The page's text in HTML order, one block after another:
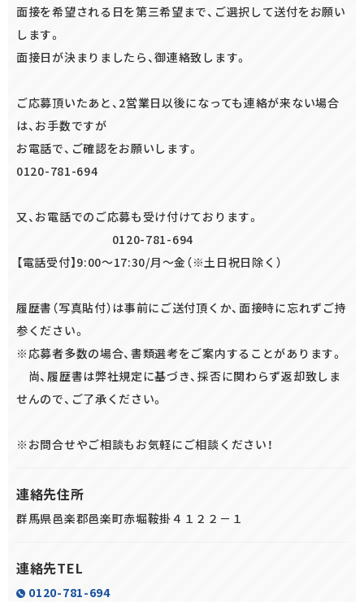
面接を希望される日を第三希望まで、ご選択して送付をお願い
します。
面接日が決まりましたら、御連絡致します。
ご応募頂いたあと、2営業日以後になっても連絡が来ない場合
は、お手数ですが
お電話で、ご確認をお願いします。
0120-781-694
又、お電話でのご応募も受け付けております。
0120-781-694
【電話受付】9:00～17:30/月～金（※土日祝日除く）
履歴書（写真貼付）は事前にご送付頂くか、面接時に忘れずご持
参ください。
※応募者多数の場合、書類選考をご案内することがあります。
尚、履歴書は弊社規定に基づき、採否に関わらず返却致しま
せんので、ご了承ください。
※お問合せやご相談もお気軽にご相談ください！
連絡先住所
群馬県邑楽郡邑楽町赤堀鞍掛４１２２－１
連絡先TEL
0120-781-694